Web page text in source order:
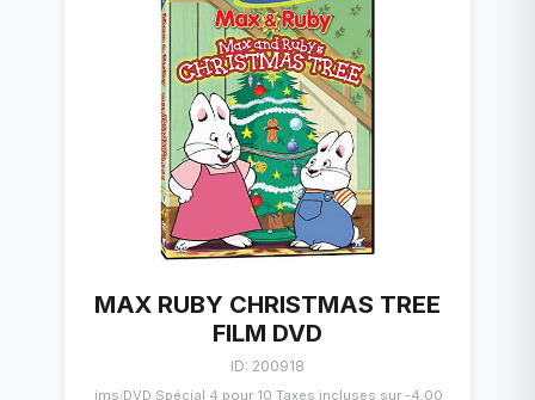
MAX RUBY CHRISTMAS TREE
FILM DVD
ID: 200918
Flims/DVD Spécial 4 pour 10 Taxes incluses sur -4.00$